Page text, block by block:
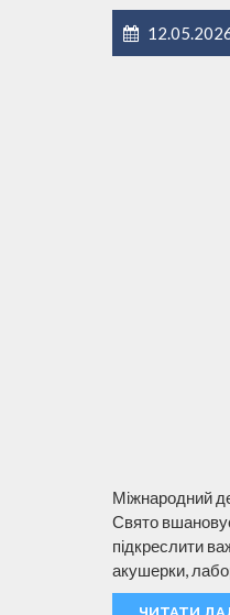
Міжнародний
Свято
підкреслити
акушерки,